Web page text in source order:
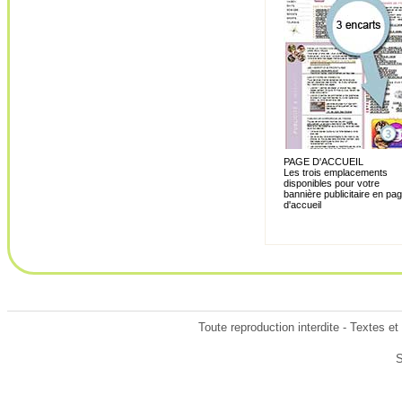
PAGE D'ACCUEIL
Les trois emplacements
disponibles pour votre
bannière publicitaire en
d'accueil
Toute reproduction interdite - Textes